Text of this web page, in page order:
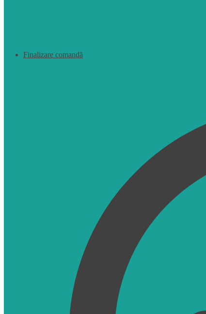
Finalizare comandă